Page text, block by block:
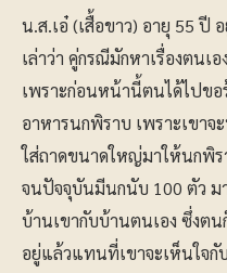
น.ส.เอ๋ (เสื้อขาว) อายุ 55 ปี
เล่าว่า คู่กรณีมักหาเรื่องตนเอ
เพราะก่อนหน้านี้ตนได้ไปขอ
อาหารนกพิราบ เพราะเขาจ
ใส่ถาดขนาดใหญ่มาให้นกพิร
จนปัจจุบันมีนกนับ 100 ตัว ม
บ้านเขากับบ้านตนเอง ซึ่งต
อยู่แล้วแทนที่เขาจะเห็นใจกั